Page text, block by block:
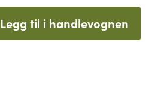
Legg til i handlevognen